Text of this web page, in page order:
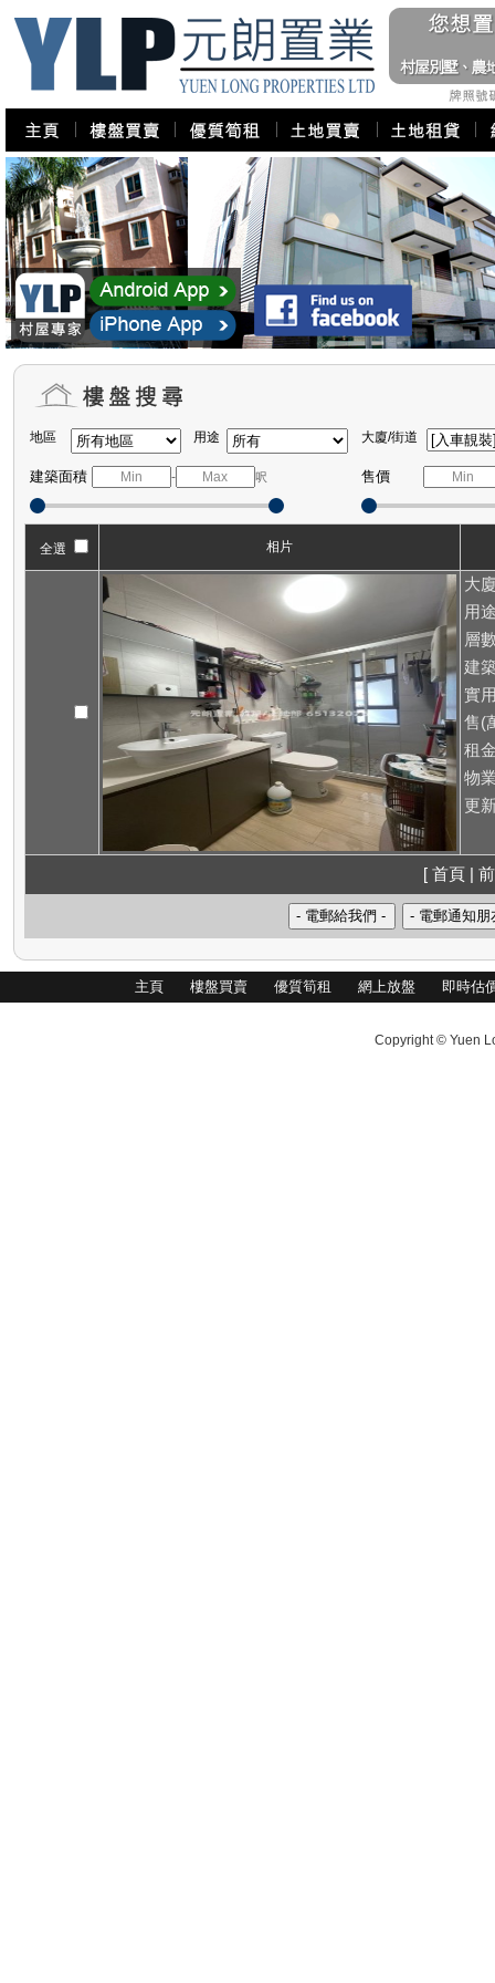
地區 用途 大廈/街道
建築面積 - 呎 售價
全選 相片
大
用
層
建
實
售(
租
物
更
[ 首頁 |
主頁 樓盤買賣 優質筍租 網上放盤 即時估
Copyright © Yuen